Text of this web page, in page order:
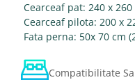
Cearceaf pat: 240 x 260
Cearceaf pilota: 200 x
Fata perna: 50x 70 cm
Compatibilitate